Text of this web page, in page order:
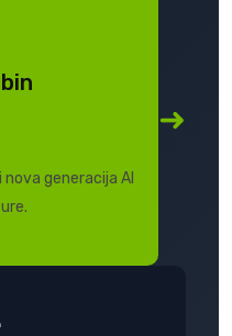
generacija AI
➜